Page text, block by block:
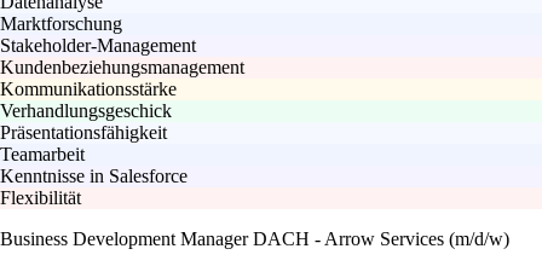
Marktforschung
Stakeholder-Management
Kundenbeziehungsmanagement
Kommunikationsstärke
Verhandlungsgeschick
Präsentationsfähigkeit
Teamarbeit
Kenntnisse in Salesforce
Flexibilität
Business Development Manager DACH - Arrow Services (m/d/w)